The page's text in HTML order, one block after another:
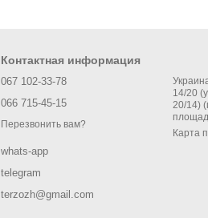
Контактная информация
067 102-33-78
066 715-45-15
Перезвонить вам?
whats-app
telegram
terzozh@gmail.com
14/20 (ул. Константиновская
20/14) (метро «Контрактовая
Карта